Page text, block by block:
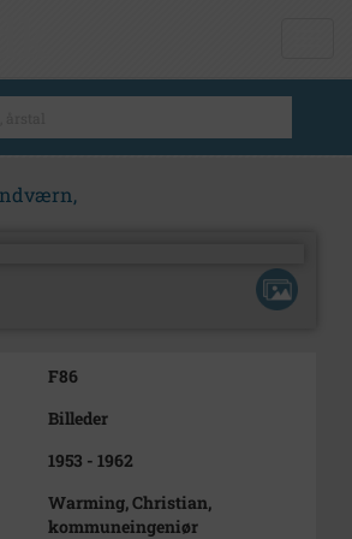
F86
Billeder
1953 - 1962
Warming, Christian,
kommuneingeniør